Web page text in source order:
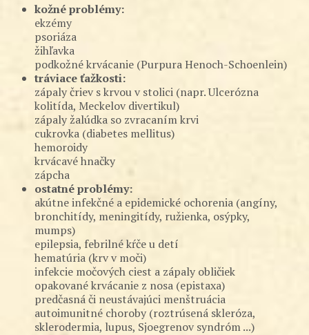
kožné problémy:
ekzémy
psoriáza
žihľavka
podkožné krvácanie (Purpura Henoch-Schoenlein)
tráviace ťažkosti:
zápaly čriev s krvou v stolici (napr. Ulcerózna
kolitída, Meckelov divertikul)
zápaly žalúdka so zvracaním krvi
cukrovka (diabetes mellitus)
hemoroidy
krvácavé hnačky
zápcha
ostatné problémy:
akútne infekčné a epidemické ochorenia (angíny,
bronchitídy, meningitídy, ružienka, osýpky,
mumps)
epilepsia, febrilné kŕče u detí
hematúria (krv v moči)
infekcie močových ciest a zápaly obličiek
opakované krvácanie z nosa (epistaxa)
predčasná či neustávajúci menštruácia
autoimunitné choroby (roztrúsená skleróza,
sklerodermia, lupus, Sjoegrenov syndróm ...)